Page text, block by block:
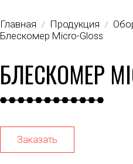
Главная / Продукция /
Блескомер Micro-Gloss
БЛЕСКОМЕР
Заказать